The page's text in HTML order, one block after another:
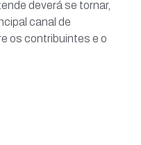
deverá se tornar,
canal de
os contribuintes e o